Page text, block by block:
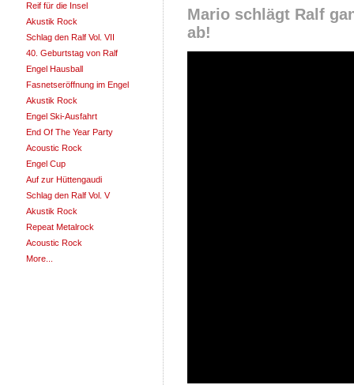
Reif für die Insel
Akustik Rock
Schlag den Ralf Vol. VII
40. Geburtstag von Ralf
Engel Hausball
Fasnetseröffnung im Engel
Akustik Rock
Engel Ski-Ausfahrt
End Of The Year Party
Acoustic Rock
Engel Cup
Auf zur Hüttengaudi
Schlag den Ralf Vol. V
Akustik Rock
Repeat Metalrock
Acoustic Rock
More...
Mario schlägt Ralf
ab!